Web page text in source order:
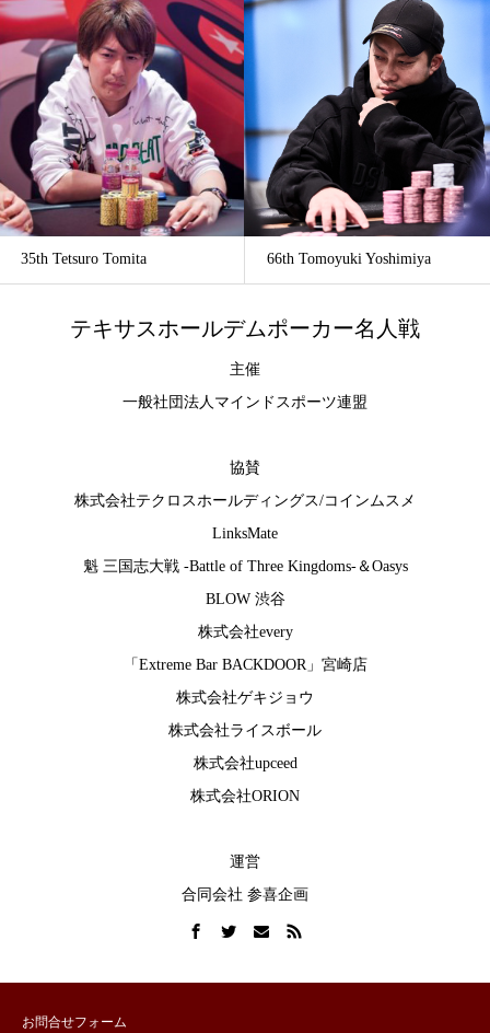
35th Tetsuro Tomita 66th Tomoyuki Yoshimiya
テキサスホールデムポーカー名人戦
主催
一般社団法人マインドスポーツ連盟
協賛
株式会社テクロスホールディングス/コインムスメ
LinksMate
魁 三国志大戦 -Battle of Three Kingdoms-＆Oasys
BLOW 渋谷
株式会社every
「Extreme Bar BACKDOOR」宮崎店
株式会社ゲキジョウ
株式会社ライスボール
株式会社upceed
株式会社ORION
運営
合同会社 参喜企画
お問合せフォーム